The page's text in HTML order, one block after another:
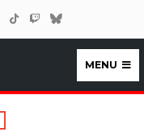
MENU